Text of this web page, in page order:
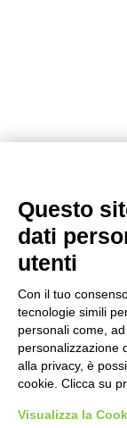
Prodotti
InterniSmalti per
Dichiarazioni Cam
Questo
dati
utenti
Con il tuo
tecnologie simili
personali come,
personalizzazione
alla privacy, è
cookie. Clicca su
Visualizza la